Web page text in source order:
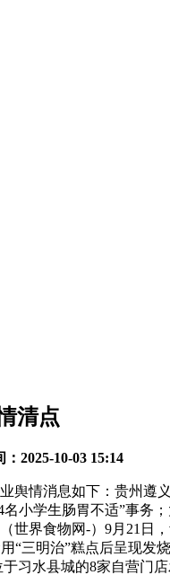
清点
2025-10-03 15:14
情消息如下：贵州遵义
小学生肠胃不适”事务
界食物网-）9月21日
“三明治”糕点后呈现发
习水县城的8家自营门